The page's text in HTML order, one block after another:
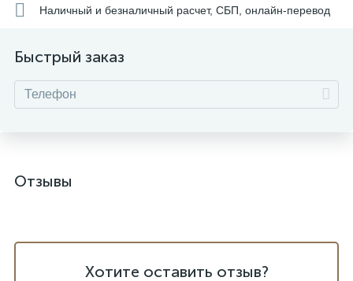
Наличный и безналичный расчет, СБП, онлайн-перевод
Быстрый заказ
Отзывы
Хотите оставить отзыв?